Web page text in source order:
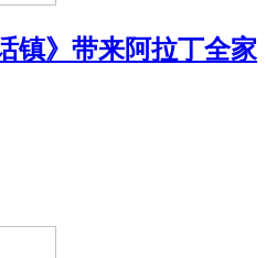
镇》带来阿拉丁全家